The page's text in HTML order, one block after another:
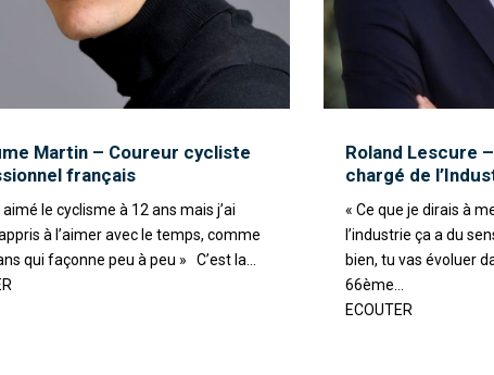
Martin – Coureur cycliste
français
aimé le cyclisme à 12 ans mais j’ai
à l’aimer avec le temps, comme
qui façonne peu à peu » C’est la...
Roland Lescure
chargé de
« Ce que je dirais à
l’industrie ça a du
bien, tu vas évoluer
66ème...
ECOUTER